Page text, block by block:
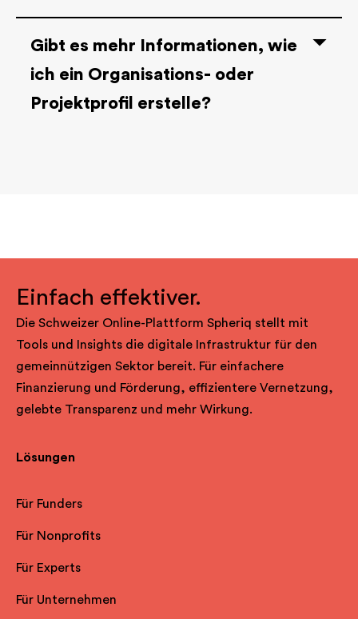
Gibt es mehr Informationen, wie
ich ein Organisations- oder
Projektprofil erstelle?
Einfach effektiver.
Die Schweizer Online-Plattform Spheriq stellt mit
Tools und Insights die digitale Infrastruktur für den
gemeinnützigen Sektor bereit. Für einfachere
Finanzierung und Förderung, effizientere Vernetzung,
gelebte Transparenz und mehr Wirkung.
Lösungen
Für Funders
Für Nonprofits
Für Experts
Für Unternehmen